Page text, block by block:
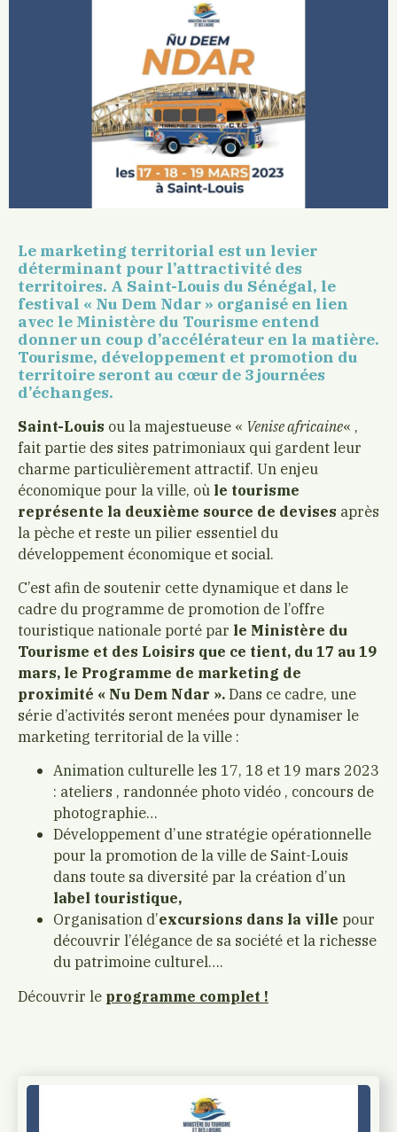
Le marketing territorial est un levier
déterminant pour l’attractivité des
territoires. A Saint-Louis du Sénégal, le
festival « Nu Dem Ndar » organisé en lien
avec le Ministère du Tourisme entend
donner un coup d’accélérateur en la matière.
Tourisme, développement et promotion du
territoire seront au cœur de 3 journées
d’échanges.
Saint-Louis ou la majestueuse « Venise africaine« ,
fait partie des sites patrimoniaux qui gardent leur
charme particulièrement attractif. Un enjeu
économique pour la ville, où le tourisme
représente la deuxième source de devises après
la pèche et reste un pilier essentiel du
développement économique et social.
C’est afin de soutenir cette dynamique et dans le
cadre du programme de promotion de l’offre
touristique nationale porté par le Ministère du
Tourisme et des Loisirs que ce tient, du 17 au 19
mars, le Programme de marketing de
proximité « Nu Dem Ndar ».Dans ce cadre, une
série d’activités seront menées pour dynamiser le
marketing territorial de la ville :
Animation culturelle les 17, 18 et 19 mars 2023
: ateliers , randonnée photo vidéo , concours de
photographie…
Développement d’une stratégie opérationnelle
pour la promotion de la ville de Saint-Louis
dans toute sa diversité par la création d’un
label touristique,
Organisation d’excursions dans la ville pour
découvrir l’élégance de sa société et la richesse
du patrimoine culturel….
Découvrir le programme complet !